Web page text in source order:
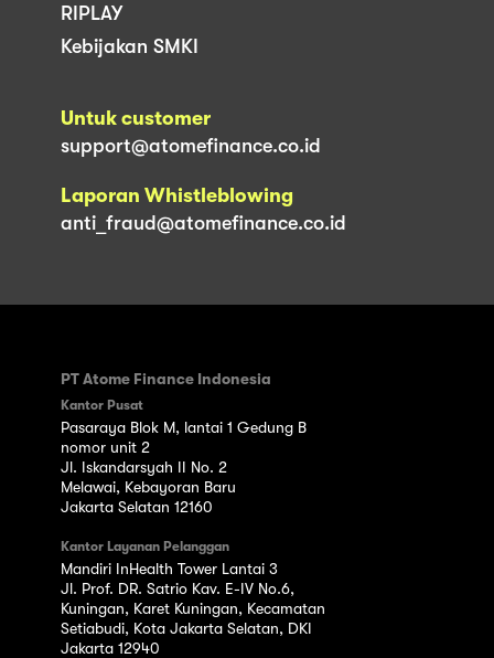
RIPLAY
Kebijakan SMKI
Untuk customer
support@atomefinance.co.id
Laporan Whistleblowing
anti_fraud@atomefinance.co.id
PT Atome Finance Indonesia
Kantor Pusat
Pasaraya Blok M, lantai 1 Gedung B
nomor unit 2
Jl. Iskandarsyah II No. 2
Melawai, Kebayoran Baru
Jakarta Selatan 12160
Kantor Layanan Pelanggan
Mandiri InHealth Tower Lantai 3
Jl. Prof. DR. Satrio Kav. E-IV No.6,
Kuningan, Karet Kuningan, Kecamatan
Setiabudi, Kota Jakarta Selatan, DKI
Jakarta 12940